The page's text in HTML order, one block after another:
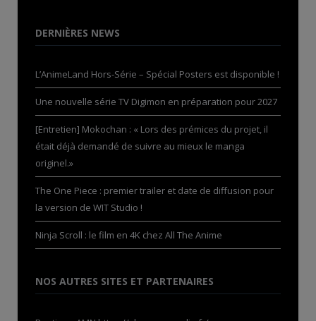
DERNIÈRES NEWS
L’AnimeLand Hors-Série – Spécial Posters est disponible !
Une nouvelle série TV Digimon en préparation pour 2027
[Entretien] Mokochan : « Lors des prémices du projet, il
était déjà demandé de suivre au mieux le manga
originel.»
The One Piece : premier trailer et date de diffusion pour
la version de WIT Studio !
Ninja Scroll : le film en 4K chez All The Anime
NOS AUTRES SITES ET PARTENAIRES